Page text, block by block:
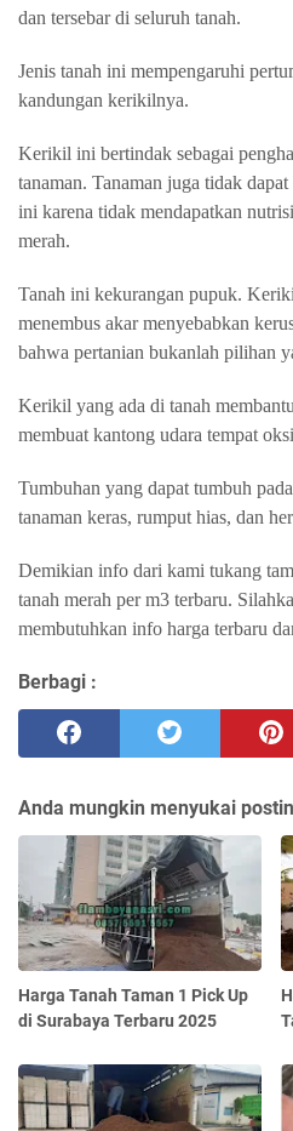
dan tersebar di seluruh tanah.
Jenis tanah ini mempengaruhi
kandungan kerikilnya.
Kerikil ini bertindak sebagai
tanaman. Tanaman juga tidak
ini karena tidak mendapatkan
merah.
Tanah ini kekurangan pupuk.
menembus akar menyebabkan
bahwa pertanian bukanlah pilihan
Kerikil yang ada di tanah
membuat kantong udara tempat
Tumbuhan yang dapat tumbuh
tanaman keras, rumput hias, dan
Demikian info dari kami tukang
tanah merah per m3 terbaru.
membutuhkan info harga terbaru
Berbagi :
Anda mungkin menyukai
Harga Tanah Taman 1 Pick Up
di Surabaya Terbaru 2025